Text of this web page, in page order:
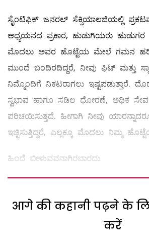
ಸೈಂಟಿಫಿಕ್‌ ಜನರಲ್ ಸೆಕ್ಸಿಯಾಲಜಿಯಲ್ಲಿ
ಅಧ್ಯಯನದ ಪ್ರಕಾರ, ಹುಡುಗಿಯರು ಹುಡುಗರ
ಮೊದಲು ಅವರ ಹೊಟ್ಟೆಯ ಮೇಲೆ ಗಮನ
ಮುಂದೆ ಬಂದಿರದಿದ್ದರೆ, ನೀವು ಫಿಟ್‌ ಮತ್ತು
ನಿಮ್ಮೊಂದಿಗೆ ನಿಕಟರಾಗಲು ಇಷ್ಟಪಡುತ್ತಾರೆ.
ಸ್ವಭಾವ ಹಾಗೂ ಸಡಿಲ ಧೋರಣೆ, ಅಧಿಕ
ಪರಿಚಯಿಸುತ್ತದೆ. ಹೀಗಾಗಿ ನೀವು
ಇಚ್ಛಿಸುತ್ತಿದ್ದರೆ, ಎಲ್ಲಕ್ಕೂ ಮೊದಲು ನಿಮ್ಮ
ಹಿಂದೆ ಬೀಳುವವನಾಗಿರಬಾರದು
आगे की कहानी पढ़ने के
करें